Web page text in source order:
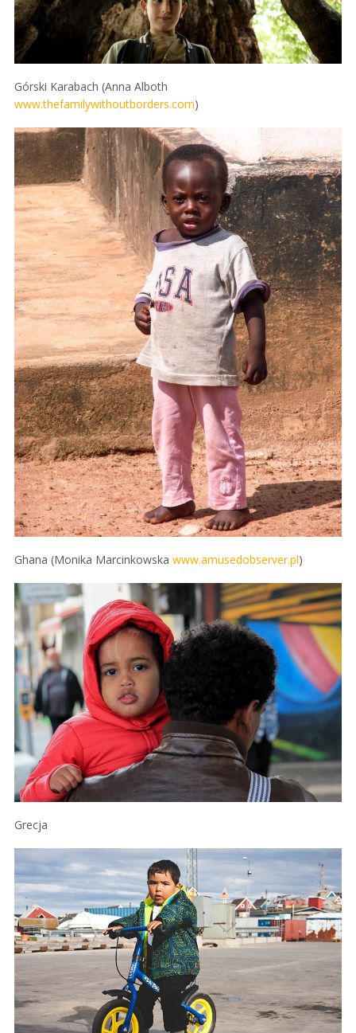
Górski Karabach (Anna Alboth
www.thefamilywithoutborders.com)
Ghana (Monika Marcinkowska www.amusedobserver.pl)
Grecja